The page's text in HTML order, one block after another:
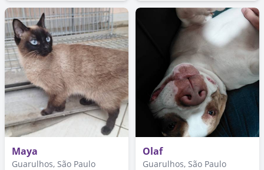
Maya
Guarulhos, São Paulo
Olaf
Guarulhos, São Paulo